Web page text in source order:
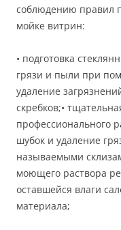
соблюдению правил
мойке витрин:
• подготовка
грязи и пыли при
удаление
скребков;•
профессионального
шубок и удаление
называемыми
моющего раствора
оставшейся влаги
материала;